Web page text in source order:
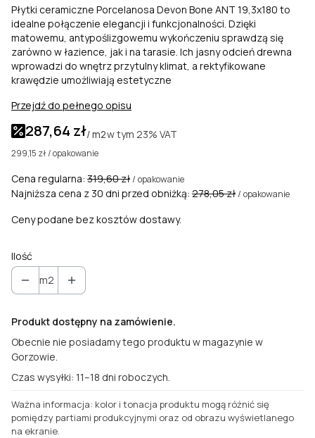
Płytki ceramiczne Porcelanosa Devon Bone ANT 19,3x180 to
idealne połączenie elegancji i funkcjonalności. Dzięki
matowemu, antypoślizgowemu wykończeniu sprawdzą się
zarówno w łazience, jak i na tarasie. Ich jasny odcień drewna
wprowadzi do wnętrz przytulny klimat, a rektyfikowane
krawędzie umożliwiają estetyczne
Przejdź do pełnego opisu
287,64 zł/ m2w tym 23% VAT
299,15 zł / opakowanie
Cena regularna: 319,60 zł / opakowanie
Najniższa cena z 30 dni przed obniżką: 278,05 zł / opakowanie
Ceny podane bez kosztów dostawy.
Ilość
m2
Produkt dostępny na zamówienie.
Obecnie nie posiadamy tego produktu w magazynie w
Gorzowie.
Czas wysyłki: 11–18 dni roboczych.
Ważna informacja: kolor i tonacja produktu mogą różnić się
pomiędzy partiami produkcyjnymi oraz od obrazu wyświetlanego
na ekranie.